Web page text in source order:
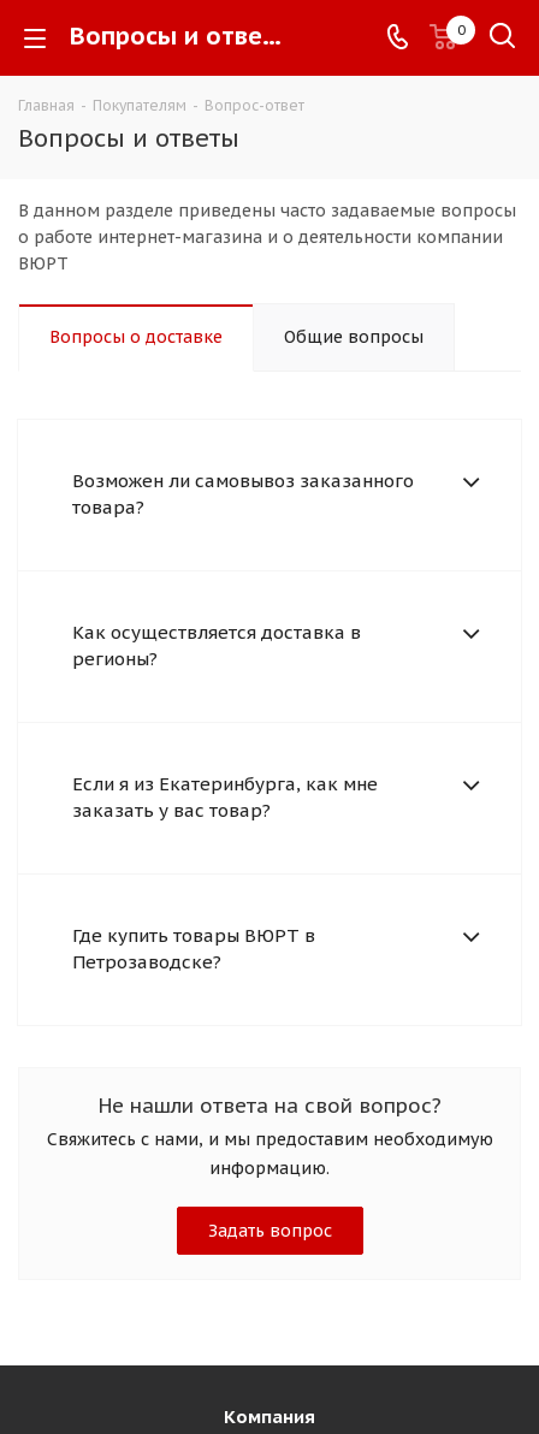
Вопросы и ответы - 0
Главная - Покупателям - Вопрос-ответ
Вопросы и ответы
В данном разделе приведены часто задаваемые вопросы
о работе интернет-магазина и о деятельности компании
ВЮРТ
Вопросы о доставке Общие вопросы
Возможен ли самовывоз заказанного
товара?
Как осуществляется доставка в
регионы?
Если я из Екатеринбурга, как мне
заказать у вас товар?
Где купить товары ВЮРТ в
Петрозаводске?
Не нашли ответа на свой вопрос?
Свяжитесь с нами, и мы предоставим необходимую
информацию.
Задать вопрос
Компания